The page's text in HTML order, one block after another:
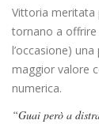
Vittoria meritata
tornano a offrire
l’occasione)
maggior valore
numerica.
“Guai però a